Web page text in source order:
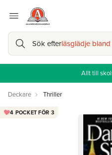
Sök efterläsglädje
Allt till
Deckare Thriller
4 POCKET FÖR 3